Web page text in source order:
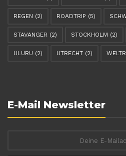
REGEN (2) ROADTRIP (5)
STAVANGER (2) STOCKHOLM (2)
ULURU (2) UTRECHT (2)
E-Mail Newsletter